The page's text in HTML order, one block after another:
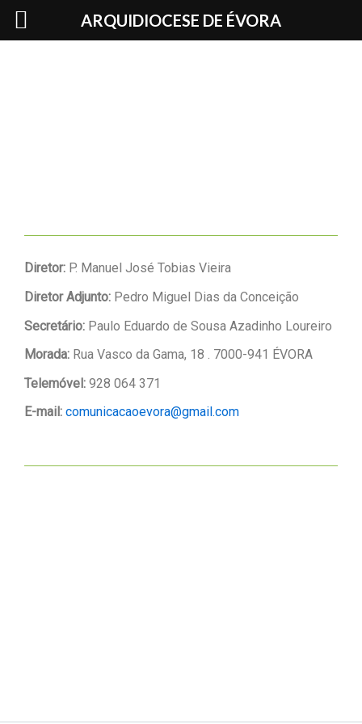
Skip
Diretor: P. Manuel José Tobias Vieira
Diretor Adjunto: Pedro Miguel Dias da Conceição
Secretário: Paulo Eduardo de Sousa Azadinho Loureiro
Morada: Rua Vasco da Gama, 18 . 7000-941 ÉVORA
Telemóvel: 928 064 371
E-mail: comunicacaoevora@gmail.com
ARQUIDIOCESE DE ÉVORA